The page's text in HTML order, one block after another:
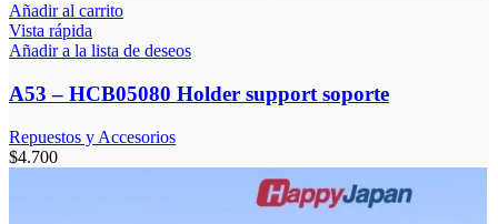
Añadir al carrito
Vista rápida
Añadir a la lista de deseos
A53 – HCB05080 Holder support soporte
Repuestos y Accesorios
$4.700